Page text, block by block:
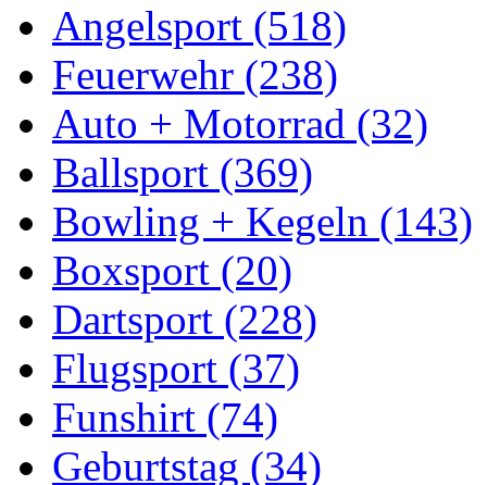
Angelsport (518)
Feuerwehr (238)
Auto + Motorrad (32)
Ballsport (369)
Bowling + Kegeln (143)
Boxsport (20)
Dartsport (228)
Flugsport (37)
Funshirt (74)
Geburtstag (34)